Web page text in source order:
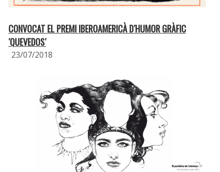
CONVOCAT EL PREMI IBEROAMERICÀ D′HUMOR GRÀFIC
′QUEVEDOS′
23/07/2018